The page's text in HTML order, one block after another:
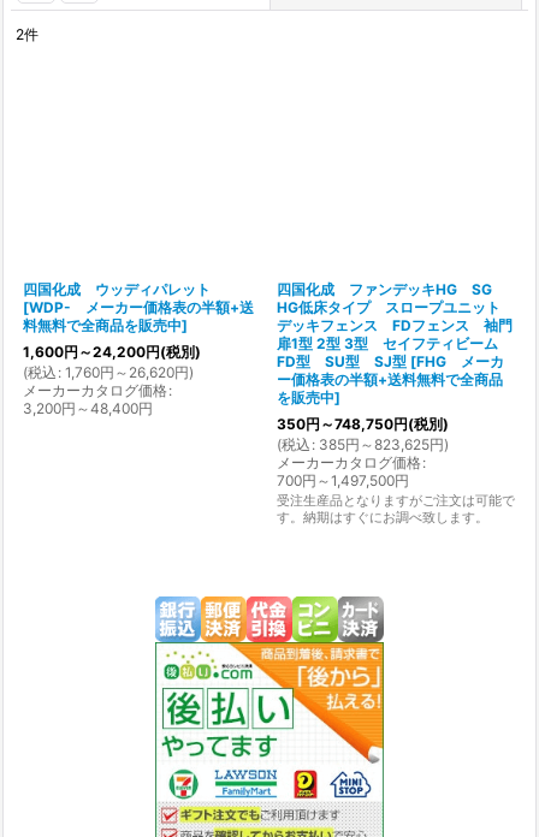
2件
四国化成 ウッディパレット
[WDP- メーカー価格表の半額+送
料無料で全商品を販売中]
1,600円 ～24,200円(税別)
(税込 : 1,760円 ～26,620円)
メーカーカタログ価格:
3,200円 ～48,400円
四国化成 ファンデッキHG SG
HG低床タイプ スロープユニット
デッキフェンス FDフェンス 袖門
扉1型 2型 3型 セイフティビーム
FD型 SU型 SJ型 [FHG メーカ
ー価格表の半額+送料無料で全商品
を販売中]
350円 ～748,750円(税別)
(税込 : 385円 ～823,625円)
メーカーカタログ価格:
700円 ～1,497,500円
受注生産品となりますがご注文は可能で
す。納期はすぐにお調べ致します。